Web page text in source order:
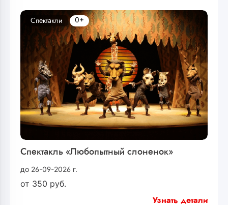
Спектакль «Любопытный слоненок»
до 26-09-2026 г.
от 350 руб.
Спектакли 0+
Узнать детали